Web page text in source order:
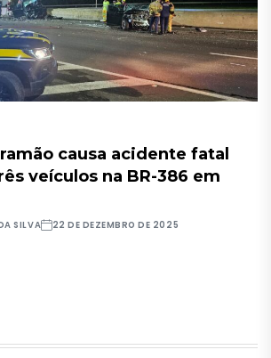
causa acidente fatal
veículos na BR-386 em
SILVA 22 DE DEZEMBRO DE 2025